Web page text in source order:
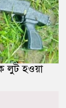
লুট হওয়া